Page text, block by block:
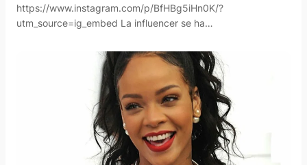
https://www.instagram.com/p/BfHBg5iHn0K/?
utm_source=ig_embed La influencer se ha…